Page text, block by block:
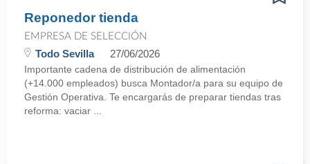
Reponedor tienda
EMPRESA DE SELECCIÓN
Todo Sevilla 27/06/2026
Importante cadena de distribución de alimentación
(+14.000 empleados) busca Montador/a para su equipo de
Gestión Operativa. Te encargarás de preparar tiendas tras
reforma: vaciar ...